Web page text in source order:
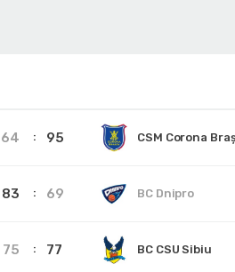
64 95 CSM Corona
83 69 BC Dnipro
75 77 BC CSU Sibiu